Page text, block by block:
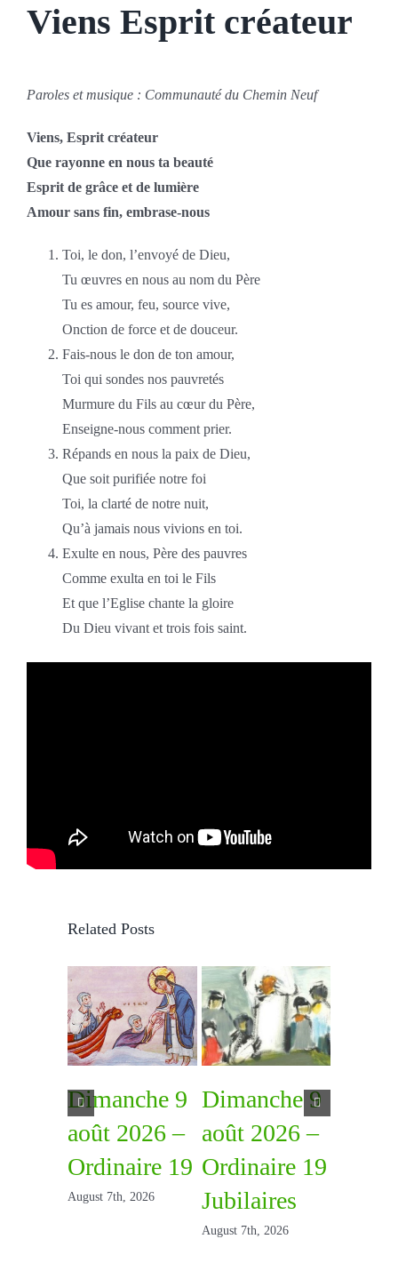
Viens Esprit créateur
Paroles et musique : Communauté du Chemin Neuf
Viens, Esprit créateur
Que rayonne en nous ta beauté
Esprit de grâce et de lumière
Amour sans fin, embrase-nous
Toi, le don, l’envoyé de Dieu,
Tu œuvres en nous au nom du Père
Tu es amour, feu, source vive,
Onction de force et de douceur.
Fais-nous le don de ton amour,
Toi qui sondes nos pauvretés
Murmure du Fils au cœur du Père,
Enseigne-nous comment prier.
Répands en nous la paix de Dieu,
Que soit purifiée notre foi
Toi, la clarté de notre nuit,
Qu’à jamais nous vivions en toi.
Exulte en nous, Père des pauvres
Comme exulta en toi le Fils
Et que l’Eglise chante la gloire
Du Dieu vivant et trois fois saint.
Related Posts
Dimanche 9
août 2026 –
Ordinaire 19
August 7th, 2026
Dimanche 9
août 2026 –
Ordinaire 19
Jubilaires
August 7th, 2026